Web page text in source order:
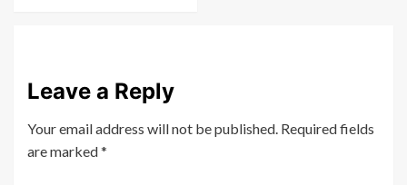
Leave a Reply
Your email address will not be published. Required fields
are marked*